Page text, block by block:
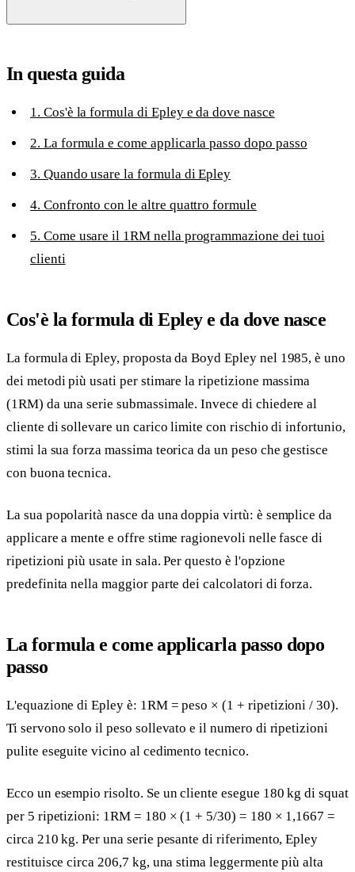
In questa guida
1. Cos'è la formula di Epley e da dove nasce
2. La formula e come applicarla passo dopo passo
3. Quando usare la formula di Epley
4. Confronto con le altre quattro formule
5. Come usare il 1RM nella programmazione dei tuoi
clienti
Cos'è la formula di Epley e da dove nasce
La formula di Epley, proposta da Boyd Epley nel 1985, è uno
dei metodi più usati per stimare la ripetizione massima
(1RM) da una serie submassimale. Invece di chiedere al
cliente di sollevare un carico limite con rischio di infortunio,
stimi la sua forza massima teorica da un peso che gestisce
con buona tecnica.
La sua popolarità nasce da una doppia virtù: è semplice da
applicare a mente e offre stime ragionevoli nelle fasce di
ripetizioni più usate in sala. Per questo è l'opzione
predefinita nella maggior parte dei calcolatori di forza.
La formula e come applicarla passo dopo
passo
L'equazione di Epley è: 1RM = peso × (1 + ripetizioni / 30).
Ti servono solo il peso sollevato e il numero di ripetizioni
pulite eseguite vicino al cedimento tecnico.
Ecco un esempio risolto. Se un cliente esegue 180 kg di squat
per 5 ripetizioni: 1RM = 180 × (1 + 5/30) = 180 × 1,1667 =
circa 210 kg. Per una serie pesante di riferimento, Epley
restituisce circa 206,7 kg, una stima leggermente più alta